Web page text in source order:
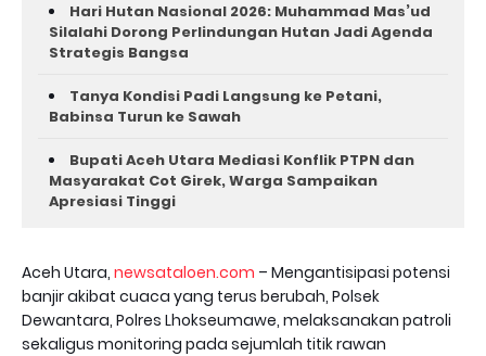
Hari Hutan Nasional 2026: Muhammad Mas’ud
Silalahi Dorong Perlindungan Hutan Jadi Agenda
Strategis Bangsa
Tanya Kondisi Padi Langsung ke Petani,
Babinsa Turun ke Sawah
Bupati Aceh Utara Mediasi Konflik PTPN dan
Masyarakat Cot Girek, Warga Sampaikan
Apresiasi Tinggi
Aceh Utara, newsataloen.com – Mengantisipasi potensi
banjir akibat cuaca yang terus berubah, Polsek
Dewantara, Polres Lhokseumawe, melaksanakan patroli
sekaligus monitoring pada sejumlah titik rawan